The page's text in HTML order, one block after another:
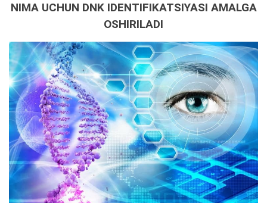
NIMA UCHUN DNK IDENTIFIKATSIYASI AMALGA
OSHIRILADI